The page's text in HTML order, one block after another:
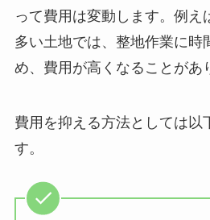
って費用は変動します。例え
多い土地では、整地作業に時
め、費用が高くなることがあ
費用を抑える方法としては以
す。